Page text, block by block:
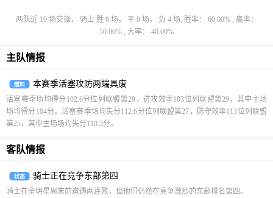
两队近 10 场交锋， 骑士 胜 6 场， 平 0 场， 负 4 场, 胜率： 60.00% , 赢率：
50.00% , 大率： 40.00%
主队情报
爆料 本赛季活塞攻防两端具废
活塞赛季场均得分102.6分位列联盟第29，进攻效率103位列联盟第29，其中主场
场均得分104分。活塞赛季场均失分112.6分位列联盟第27，防守效率113位列联盟
第25，其中主场场均失分110.3分。
客队情报
状态 骑士正在竞争东部第四
骑士在全明星周末前遭遇两连败，但他们仍然在竞争激烈的东部排名第四。